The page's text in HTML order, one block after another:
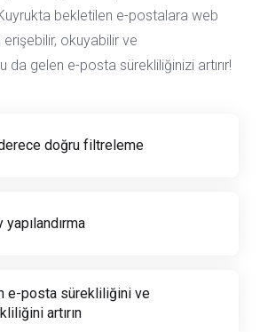
bekletilen e-postalara web
erişebilir, okuyabilir ve
da gelen e-posta sürekliliğinizi artırır!
doğru filtreleme
yapılandırma
e-posta sürekliliğini ve
artırın